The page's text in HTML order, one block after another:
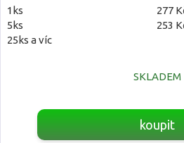
1ks 277
5ks
253
25ks a víc
SKLADEM
koupit